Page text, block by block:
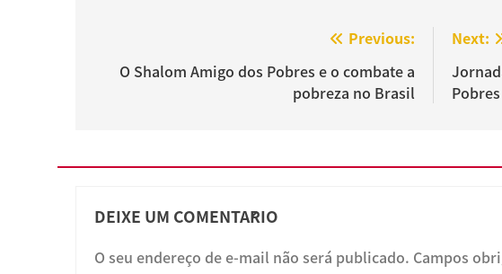
Previous:
O Shalom Amigo dos Pobres e o combate a
pobreza no Brasil
Next:
DEIXE UM COMENTÁRIO
O seu endereço de e-mail não será publicado. Campos